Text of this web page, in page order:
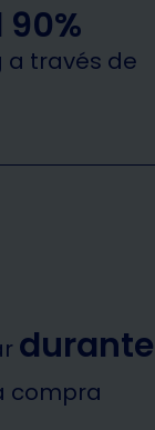
a través de
durante
compra